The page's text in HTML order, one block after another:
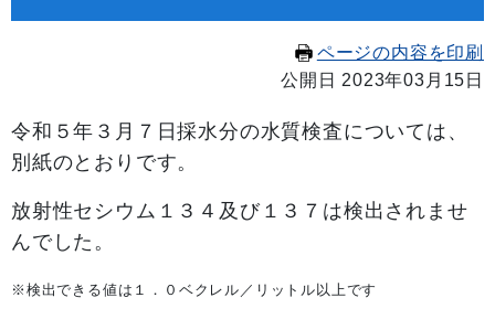
ページの内容を印刷
公開日 2023年03月15日
令和５年３月７日採水分の水質検査については、
別紙のとおりです。
放射性セシウム１３４及び１３７は検出されませ
んでした。
※検出できる値は１．０ベクレル／リットル以上です